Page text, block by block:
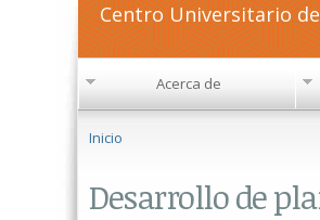
Centro Universitario
Acerca de
Inicio
Desarrollo de